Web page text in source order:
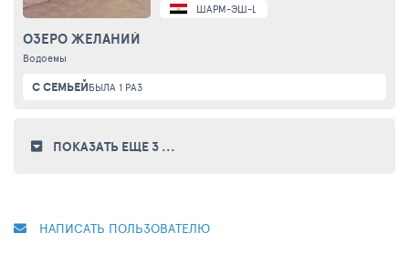
ШАРМ-ЭШ-ШЕЙХ
ОЗЕРО ЖЕЛАНИЙ
Водоемы
С СЕМЬЕЙБЫЛА 1 РАЗ
ПОКАЗАТЬ ЕЩЕ 3 ...
НАПИСАТЬ ПОЛЬЗОВАТЕЛЮ